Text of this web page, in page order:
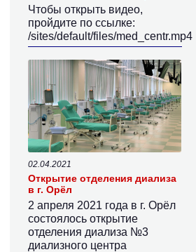
Чтобы открыть видео,
пройдите по ссылке:
/sites/default/files/med_centr.mp4
02.04.2021
Открытие отделения диализа
в г. Орёл
2 апреля 2021 года в г. Орёл
состоялось открытие
отделения диализа №3
диализного центра